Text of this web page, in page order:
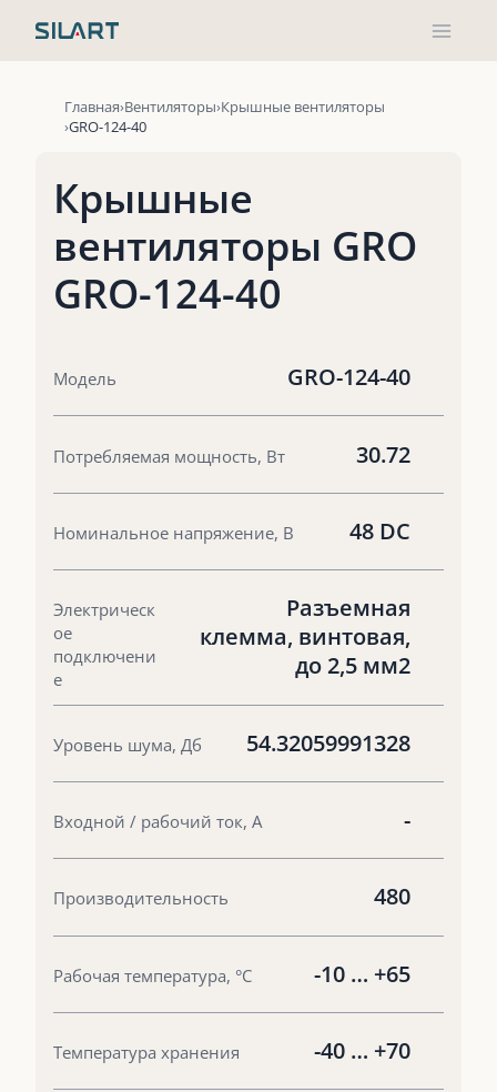
Главная Вентиляторы Крышные вентиляторы
GRO-124-40
Крышные
вентиляторы GRO
GRO-124-40
Модель GRO-124-40
Потребляемая мощность, Вт 30.72
Номинальное напряжение, В 48 DC
Электрическ
ое
подключени
е
Разъемная
клемма, винтовая,
до 2,5 мм2
Уровень шума, Дб 54.32059991328
Входной / рабочий ток, А -
Производительность 480
Рабочая температура, °С -10 … +65
Температура хранения -40 … +70